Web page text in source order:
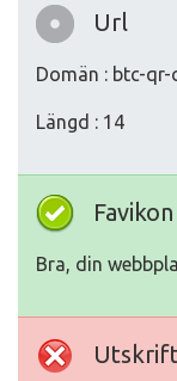
Url
Domän : btc-qr-
Längd : 14
Favikon
Bra, din